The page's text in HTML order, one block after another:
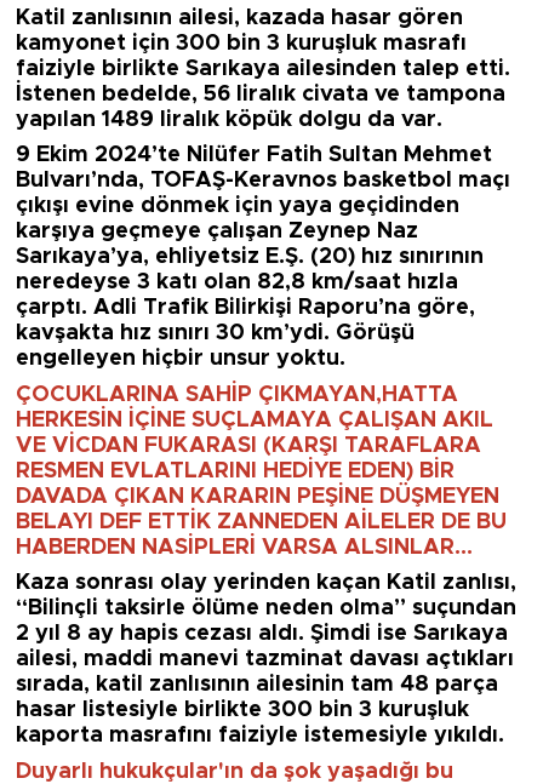
Katil zanlısının ailesi, kazada hasar gören
kamyonet için 300 bin 3 kuruşluk masrafı
faiziyle birlikte Sarıkaya ailesinden talep etti.
İstenen bedelde, 56 liralık civata ve tampona
yapılan 1489 liralık köpük dolgu da var.
9 Ekim 2024’te Nilüfer Fatih Sultan Mehmet
Bulvarı’nda, TOFAŞ-Keravnos basketbol maçı
çıkışı evine dönmek için yaya geçidinden
karşıya geçmeye çalışan Zeynep Naz
Sarıkaya’ya, ehliyetsiz E.Ş. (20) hız sınırının
neredeyse 3 katı olan 82,8 km/saat hızla
çarptı. Adli Trafik Bilirkişi Raporu’na göre,
kavşakta hız sınırı 30 km’ydi. Görüşü
engelleyen hiçbir unsur yoktu.
ÇOCUKLARINA SAHİP ÇIKMAYAN,HATTA
HERKESİN İÇİNE SUÇLAMAYA ÇALIŞAN AKIL
VE VİCDAN FUKARASI (KARŞI TARAFLARA
RESMEN EVLATLARINI HEDİYE EDEN) BİR
DAVADA ÇIKAN KARARIN PEŞİNE DÜŞMEYEN
BELAYI DEF ETTİK ZANNEDEN AİLELER DE BU
HABERDEN NASİPLERİ VARSA ALSINLAR...
Kaza sonrası olay yerinden kaçan Katil zanlısı,
“Bilinçli taksirle ölüme neden olma” suçundan
2 yıl 8 ay hapis cezası aldı. Şimdi ise Sarıkaya
ailesi, maddi manevi tazminat davası açtıkları
sırada, katil zanlısının ailesinin tam 48 parça
hasar listesiyle birlikte 300 bin 3 kuruşluk
kaporta masrafını faiziyle istemesiyle yıkıldı.
Duyarlı hukukçular'ın da şok yaşadığı bu